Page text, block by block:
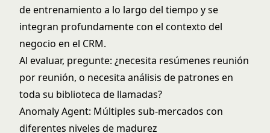
de entrenamiento a lo largo del tiempo y se
integran profundamente con el contexto del
negocio en el CRM.
Al evaluar, pregunte: ¿necesita resúmenes reunión
por reunión, o necesita análisis de patrones en
toda su biblioteca de llamadas?
Anomaly Agent: Múltiples sub-mercados con
diferentes niveles de madurez